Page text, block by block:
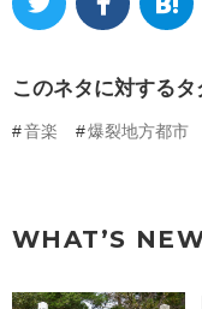
このネタに対するタ
音楽
爆裂地方都市
WHAT’S